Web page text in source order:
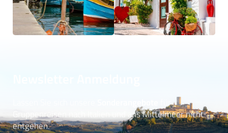
für
Gruppenreisen nach Italien und ans Mittelmeer nicht
entgehen.